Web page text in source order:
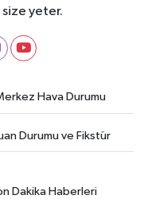
yeter.
Hava Durumu
Durumu ve Fikstür
Dakika Haberleri